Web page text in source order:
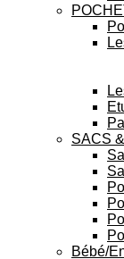
SACS
Bébé/